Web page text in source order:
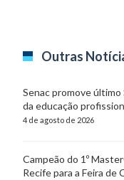
Outras
Senac promove
da educação
4 de agosto de 2026
Campeão do 1º
Recife para a Feira de